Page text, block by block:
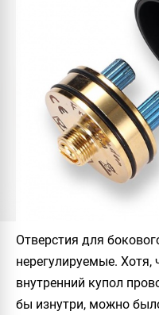
Отверстия для
нерегулируемые. Хотя,
внутренний купол
бы изнутри, можно